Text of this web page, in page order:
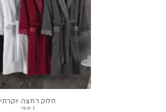
חלוק רחצה יוקרתי
1 מוצר